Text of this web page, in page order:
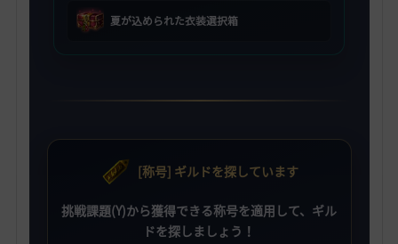
夏が込められた衣装選択箱
[称号] ギルドを探しています
挑戦課題(Y)から獲得できる称号を適用して、ギル
ドを探しましょう！